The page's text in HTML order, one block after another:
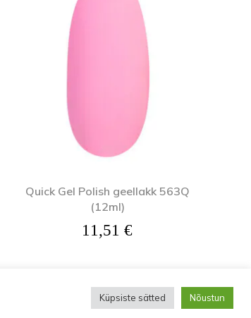
Quick Gel Polish geellakk 563Q
(12ml)
11,51 €
Küpsiste sätted Nõustun